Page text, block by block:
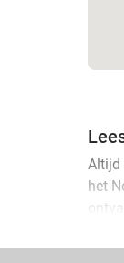
Altijd
het